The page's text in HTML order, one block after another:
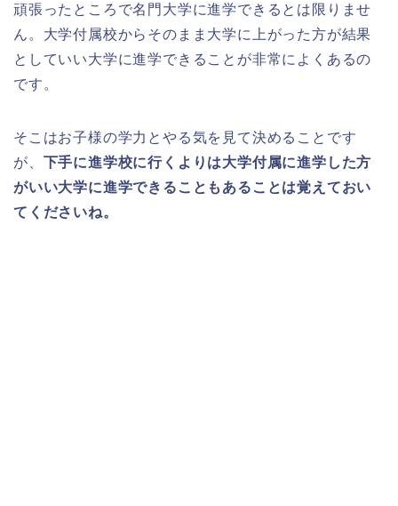
頑張ったところで名門大学に進学できるとは限りませ
ん。大学付属校からそのまま大学に上がった方が結果
としていい大学に進学できることが非常によくあるの
です。
そこはお子様の学力とやる気を見て決めることです
が、 下手に進学校に行くよりは大学付属に進学した方
がいい大学に進学できることもあることは覚えておい
てくださいね。